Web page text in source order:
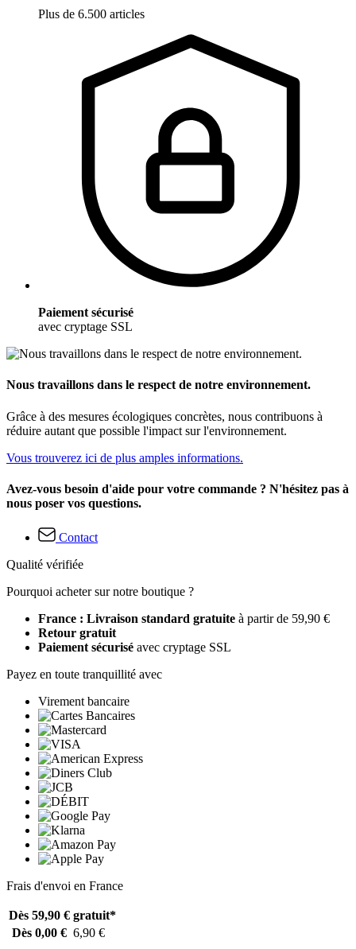
Plus de 6.500 articles
Paiement sécurisé
avec cryptage SSL
Nous travaillons dans le respect de notre environnement.
Grâce à des mesures écologiques concrètes, nous contribuons à
réduire autant que possible l'impact sur l'environnement.
Vous trouverez ici de plus amples informations.
Avez-vous besoin d'aide pour votre commande ? N'hésitez pas à
nous poser vos questions.
Contact
Qualité vérifiée
Pourquoi acheter sur notre boutique ?
France : Livraison standard gratuite à partir de 59,90 €
Retour gratuit
Paiement sécurisé avec cryptage SSL
Payez en toute tranquillité avec
Virement bancaire
Frais d'envoi en France
Dès 59,90 € gratuit*
Dès 0,00 € 6,90 €